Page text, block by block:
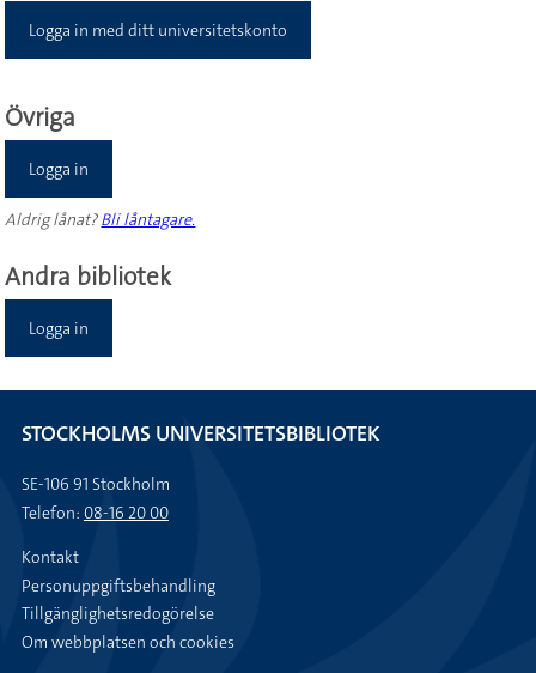
Logga in med ditt universitetskonto
Övriga
Logga in
Aldrig lånat?Bli låntagare.
Andra bibliotek
Logga in
STOCKHOLMS UNIVERSITETSBIBLIOTEK
SE-106 91 Stockholm
Telefon: 08-16 20 00
Kontakt
Personuppgiftsbehandling
Tillgänglighetsredogörelse
Om webbplatsen och cookies